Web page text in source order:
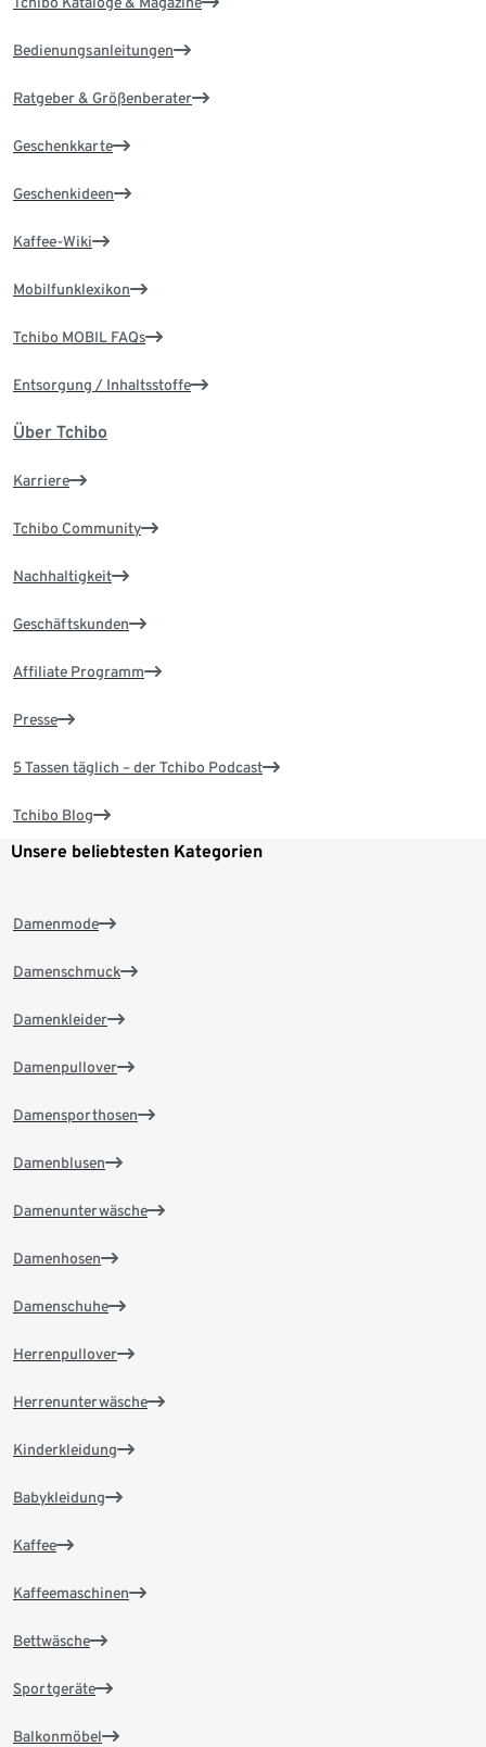
Bedienungsanleitungen
Ratgeber & Größenberater
Geschenkkarte
Geschenkideen
Kaffee-Wiki
Mobilfunklexikon
Tchibo MOBIL FAQs
Entsorgung / Inhaltsstoffe
Über Tchibo
Karriere
Tchibo Community
Nachhaltigkeit
Geschäftskunden
Affiliate Programm
Presse
5 Tassen täglich – der Tchibo Podcast
Tchibo Blog
Unsere beliebtesten Kategorien
Damenmode
Damenschmuck
Damenkleider
Damenpullover
Damensporthosen
Damenblusen
Damenunterwäsche
Damenhosen
Damenschuhe
Herrenpullover
Herrenunterwäsche
Kinderkleidung
Babykleidung
Kaffee
Kaffeemaschinen
Bettwäsche
Sportgeräte
Balkonmöbel